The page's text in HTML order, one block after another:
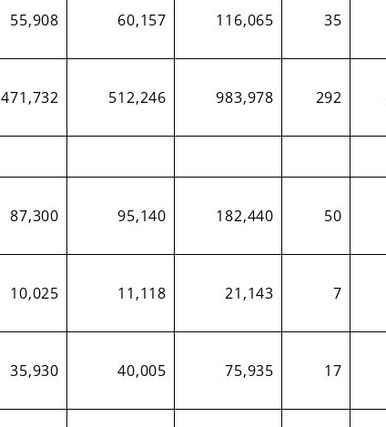
55,908 60,157 116,065 35
471,732 512,246 983,978 292
87,300 95,140 182,440 50
10,025 11,118 21,143 7
35,930 40,005 75,935 17